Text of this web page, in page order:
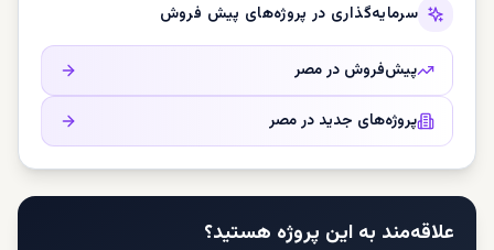
سرمایه‌گذاری در پروژه‌های پیش فروش
پیش‌فروش درمصر
پروژه‌های جدید درمصر
علاقه‌مند به این پروژه هستید؟